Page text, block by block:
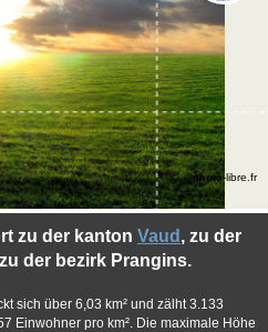
zu der kanton Vaud , zu der
der bezirk Prangins.
sich über 6,03 km² und zälht 3.133
Einwohner pro km². Die maximale Höhe
©photo-libre.fr